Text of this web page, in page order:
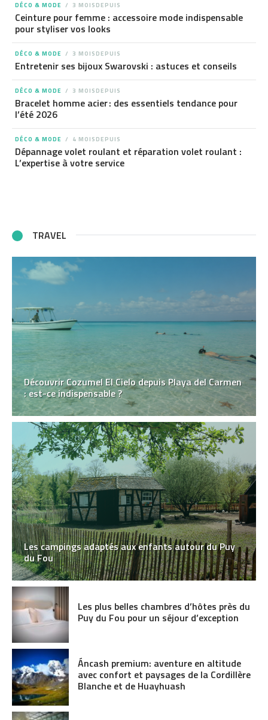
DÉCO & MODE 3 MOISDEPUIS
Ceinture pour femme : accessoire mode indispensable
pour styliser vos looks
DÉCO & MODE 3 MOISDEPUIS
Entretenir ses bijoux Swarovski : astuces et conseils
DÉCO & MODE 3 MOISDEPUIS
Bracelet homme acier : des essentiels tendance pour
l’été 2026
DÉCO & MODE 4 MOISDEPUIS
Dépannage volet roulant et réparation volet roulant :
L’expertise à votre service
TRAVEL
Découvrir Cozumel El Cielo depuis Playa del Carmen
: est-ce indispensable ?
Les campings adaptés aux enfants autour du Puy
du Fou
Les plus belles chambres d’hôtes près du
Puy du Fou pour un séjour d’exception
Áncash premium: aventure en altitude
avec confort et paysages de la Cordillère
Blanche et de Huayhuash